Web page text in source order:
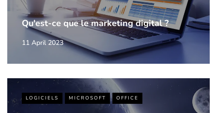
Qu'est-ce que le marketing digital ?
11 April 2023
LOGICIELS MICROSOFT OFFICE